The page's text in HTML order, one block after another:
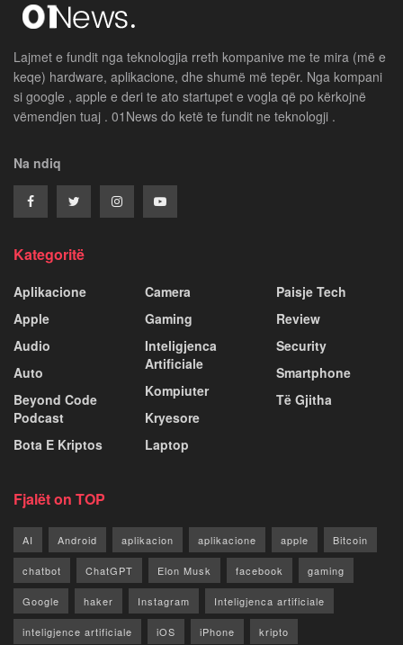
Lajmet e fundit nga teknologjia rreth kompanive me te mira (më e
keqe) hardware, aplikacione, dhe shumë më tepër. Nga kompani
si google , apple e deri te ato startupet e vogla që po kërkojnë
vëmendjen tuaj . 01News do ketë te fundit ne teknologji .
Na ndiq
Kategoritë
Aplikacione
Apple
Audio
Auto
Beyond Code
Podcast
Bota E Kriptos
Camera
Gaming
Inteligjenca
Artificiale
Kompiuter
Kryesore
Laptop
Paisje Tech
Review
Security
Smartphone
Të Gjitha
Fjalët on TOP
AI Android aplikacion aplikacione apple Bitcoin
chatbot ChatGPT Elon Musk facebook gaming
Google haker Instagram Inteligjenca artificiale
inteligjence artificiale iOS iPhone kripto